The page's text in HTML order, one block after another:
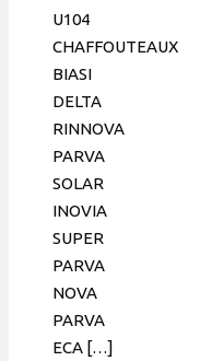
U104
CHAFFOUTEAUX
BIASI
DELTA
RINNOVA
PARVA
SOLAR
INOVIA
SUPER
PARVA
NOVA
PARVA
ECA […]